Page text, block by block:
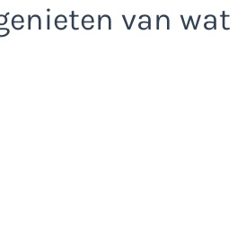
van